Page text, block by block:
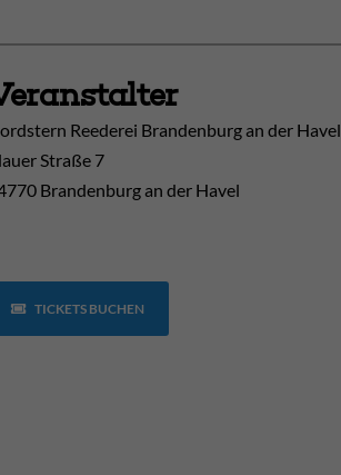
Reederei Brandenburg an der Havel
Straße 7
Brandenburg an der Havel
TICKETS BUCHEN